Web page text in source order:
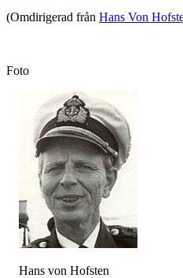
(Omdirigerad från Hans Von
Foto
Hans von Hofsten